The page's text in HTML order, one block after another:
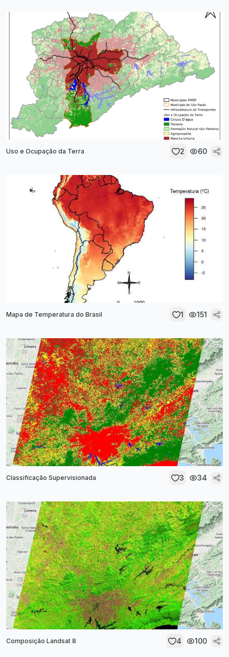
Uso e Ocupação da Terra 2 60
Mapa de Temperatura do Brasil 1 151
Classificação Supervisionada 3 34
Composição Landsat 8 4 100